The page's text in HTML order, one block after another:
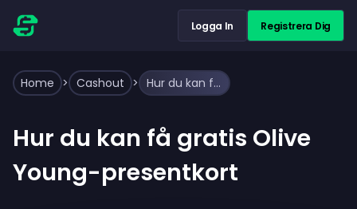
Logga In Registrera Dig
Home > Cashout > Hur du kan få gratis Olive Young-presentkort
Hur du kan få gratis Olive
Young-presentkort